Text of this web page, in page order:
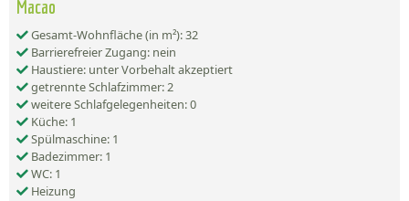
Macao
Gesamt-Wohnfläche (in m²): 32
Barrierefreier Zugang: nein
Haustiere: unter Vorbehalt akzeptiert
getrennte Schlafzimmer: 2
weitere Schlafgelegenheiten: 0
Küche: 1
Spülmaschine: 1
Badezimmer: 1
WC: 1
Heizung